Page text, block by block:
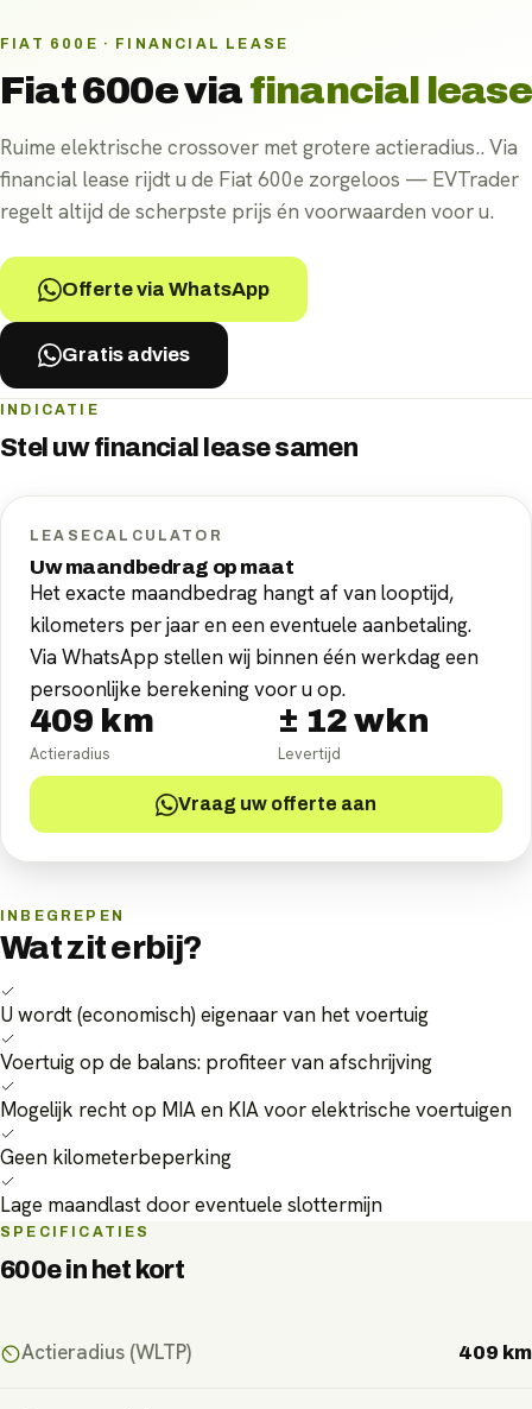
FIAT 600E · FINANCIAL LEASE
Fiat 600evia financial lease
Ruime elektrische crossover met grotere actieradius.. Via
financial lease rijdt u de Fiat 600e zorgeloos — EVTrader
regelt altijd de scherpste prijs én voorwaarden voor u.
Offerte via WhatsApp
Gratis advies
INDICATIE
Stel uwfinancial leasesamen
LEASECALCULATOR
Uw maandbedrag op maat
Het exacte maandbedrag hangt af van looptijd,
kilometers per jaar en een eventuele aanbetaling.
Via WhatsApp stellen wij binnen één werkdag een
persoonlijke berekening voor u op.
409 km
Actieradius
± 12 wkn
Levertijd
Vraag uw offerte aan
INBEGREPEN
Wat zit erbij?
U wordt (economisch) eigenaar van het voertuig
Voertuig op de balans: profiteer van afschrijving
Mogelijk recht op MIA en KIA voor elektrische voertuigen
Geen kilometerbeperking
Lage maandlast door eventuele slottermijn
SPECIFICATIES
600ein het kort
Actieradius (WLTP) 409 km